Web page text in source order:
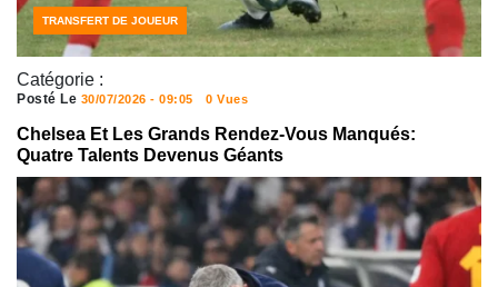
Catégorie :
FOOTBALL
FOOTBALL JOUEURS
TRANSFERT DE JOUEUR
Posté Le 30/07/2026 - 09:05 0 Vues
Chelsea Et Les Grands Rendez-Vous Manqués:
Quatre Talents Devenus Géants